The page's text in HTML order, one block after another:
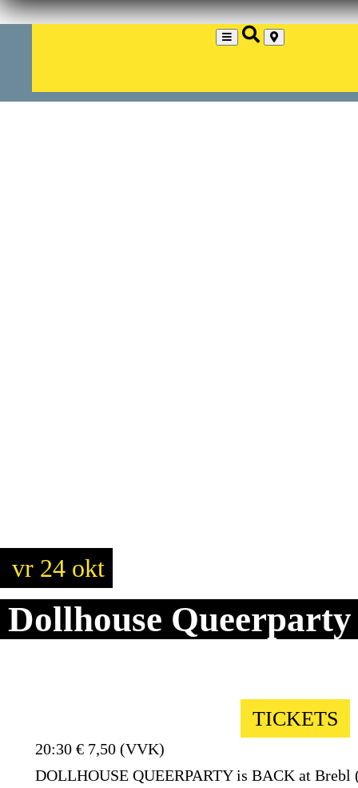
vr 24 okt
Dollhouse Queerparty
TICKETS
20:30 € 7,50 (VVK)
DOLLHOUSE QUEERPARTY is BACK at Brebl